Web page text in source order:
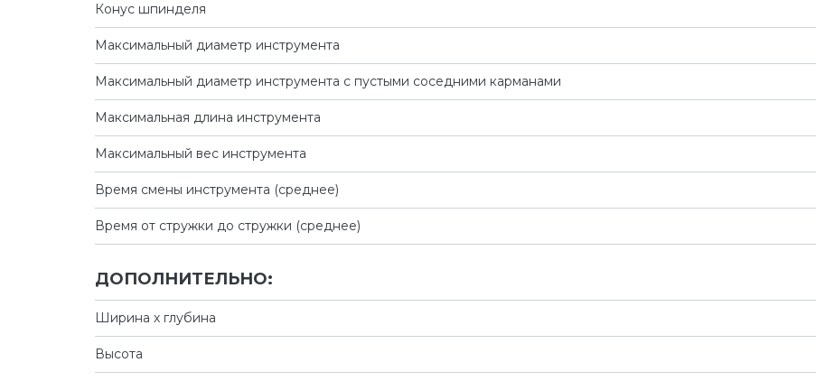
Конус шпинделя
Максимальный диаметр инструмента
Максимальный диаметр инструмента с пустыми соседними карманами
Максимальная длина инструмента
Максимальный вес инструмента
Время смены инструмента (среднее)
Время от стружки до стружки (среднее)
ДОПОЛНИТЕЛЬНО:
Ширина х глубина
Высота